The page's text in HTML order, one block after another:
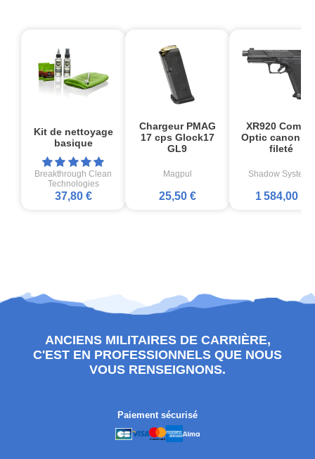
Kit de nettoyage
basique
Breakthrough Clean
Technologies
37,80 €
Chargeur PMAG
17 cps Glock17
GL9
Magpul
25,50 €
XR920
Optic canon
fileté
Shadow Systems
1 584,00 €
ANCIENS MILITAIRES DE CARRIÈRE,
C'EST EN PROFESSIONNELS QUE NOUS
VOUS RENSEIGNONS.
Paiement sécurisé